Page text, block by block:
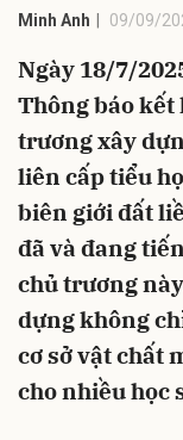
Minh Anh 09/09/
Ngày 18/7/
Thông báo kết
trương xây
liên cấp tiểu
biên giới đất
đã và đang
chủ trương
dựng không
cơ sở vật chất
cho nhiều học